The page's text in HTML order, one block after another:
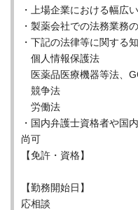
・上場企業における幅広
・製薬会社での法務業務
・下記の法律等に関する
個人情報保護法
医薬品医療機器等法、
競争法
労働法
・国内弁護士資格者や国
尚可
【免許・資格】
【勤務開始日】
応相談